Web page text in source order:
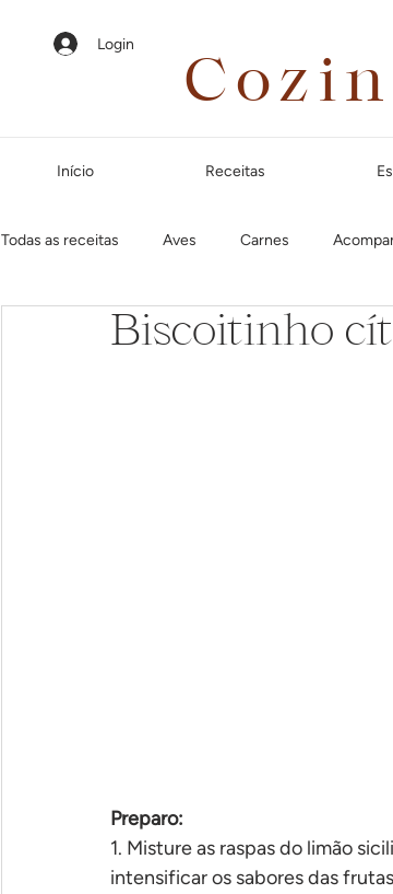
Login
Início Receitas
Todas as receitas Aves Carnes
Em até 35 minutos Páscoa Dias
Biscoitinho
Preparo:
1. Misture as raspas do limão
intensificar os sabores das